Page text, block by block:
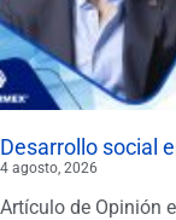
Desarrollo social
4 agosto, 2026
Artículo de Opinión